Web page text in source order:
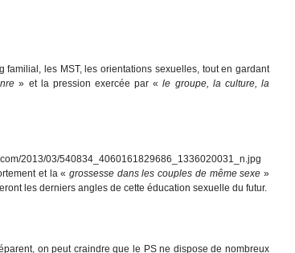
familial, les MST, les orientations sexuelles, tout en gardant
» et la pression exercée par «le groupe, la culture, la
et la « grossesse dans les couples de même sexe »
les derniers angles de cette éducation sexuelle du futur.
on peut craindre que le PS ne dispose de nombreux